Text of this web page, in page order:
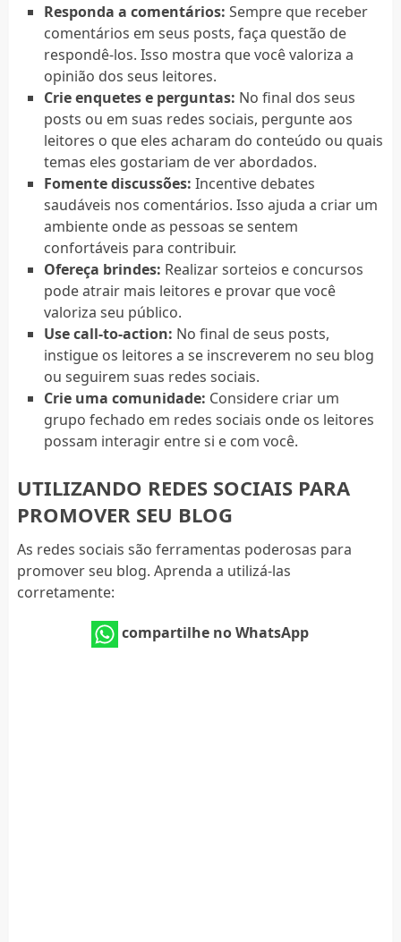
Responda a comentários: Sempre que receber
comentários em seus posts, faça questão de
respondê-los. Isso mostra que você valoriza a
opinião dos seus leitores.
Crie enquetes e perguntas: No final dos seus
posts ou em suas redes sociais, pergunte aos
leitores o que eles acharam do conteúdo ou quais
temas eles gostariam de ver abordados.
Fomente discussões: Incentive debates
saudáveis nos comentários. Isso ajuda a criar um
ambiente onde as pessoas se sentem
confortáveis para contribuir.
Ofereça brindes: Realizar sorteios e concursos
pode atrair mais leitores e provar que você
valoriza seu público.
Use call-to-action: No final de seus posts,
instigue os leitores a se inscreverem no seu blog
ou seguirem suas redes sociais.
Crie uma comunidade: Considere criar um
grupo fechado em redes sociais onde os leitores
possam interagir entre si e com você.
UTILIZANDO REDES SOCIAIS PARA
PROMOVER SEU BLOG
As redes sociais são ferramentas poderosas para
promover seu blog. Aprenda a utilizá-las
corretamente:
compartilhe no WhatsApp